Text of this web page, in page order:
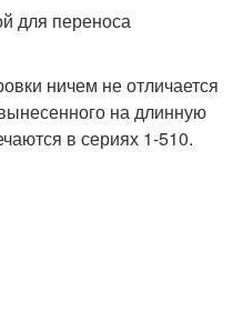
для переноса
ничем не отличается
на длинную
в сериях 1-510.